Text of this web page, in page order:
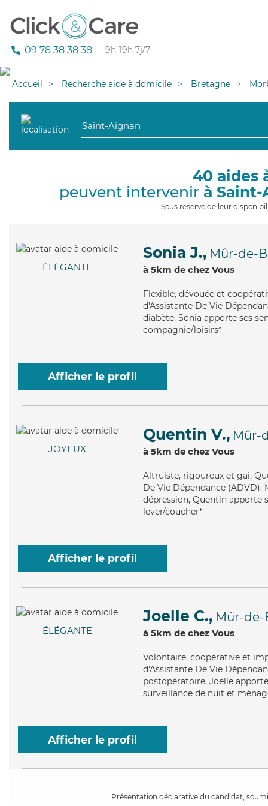
09 78 38 38 38 — 9h-19h 7j/7
Accueil Recherche aide à domicile Bretagne
40 aides
peuvent intervenir à
Sous réserve de leur
ÉLÉGANTE
Sonia J., Mûr-de-
à 5km de chez Vous
Flexible, dévouée et
d'Assistante De Vie
diabète, Sonia apporte ses
compagnie/loisirs*
Afficher le profil
JOYEUX
Quentin V., Mûr-
à 5km de chez Vous
Altruiste, rigoureux et gai,
De Vie Dépendance
dépression, Quentin apporte
lever/coucher*
Afficher le profil
ÉLÉGANTE
Joelle C., Mûr-
à 5km de chez Vous
Volontaire, coopérative et
d'Assistante De Vie
postopératoire, Joelle
surveillance de nuit et
Afficher le profil
Présentation déclarative du candidat,